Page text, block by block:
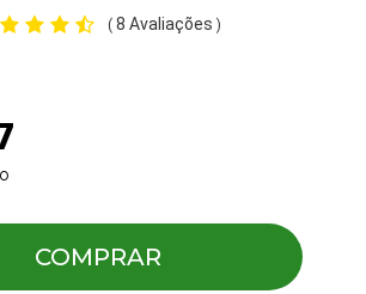
( 8 Avaliações )
COMPRAR